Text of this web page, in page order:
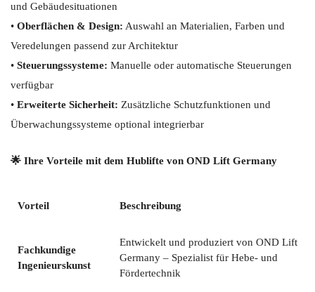
und Gebäudesituationen
• Oberflächen & Design: Auswahl an Materialien, Farben und
Veredelungen passend zur Architektur
• Steuerungssysteme: Manuelle oder automatische Steuerungen
verfügbar
• Erweiterte Sicherheit: Zusätzliche Schutzfunktionen und
Überwachungssysteme optional integrierbar
🌟 Ihre Vorteile mit dem Hublifte von OND Lift Germany
Vorteil Beschreibung
Fachkundige
Ingenieurskunst
Entwickelt und produziert von OND Lift
Germany – Spezialist für Hebe- und
Fördertechnik